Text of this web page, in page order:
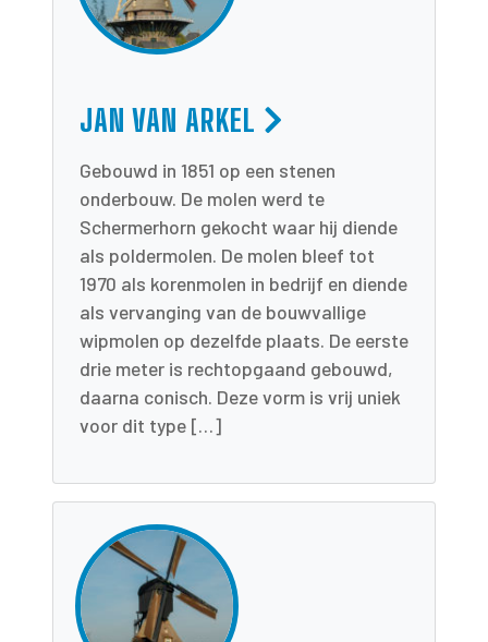
JAN VAN ARKEL
Gebouwd in 1851 op een stenen
onderbouw. De molen werd te
Schermerhorn gekocht waar hij diende
als poldermolen. De molen bleef tot
1970 als korenmolen in bedrijf en diende
als vervanging van de bouwvallige
wipmolen op dezelfde plaats. De eerste
drie meter is rechtopgaand gebouwd,
daarna conisch. Deze vorm is vrij uniek
voor dit type […]